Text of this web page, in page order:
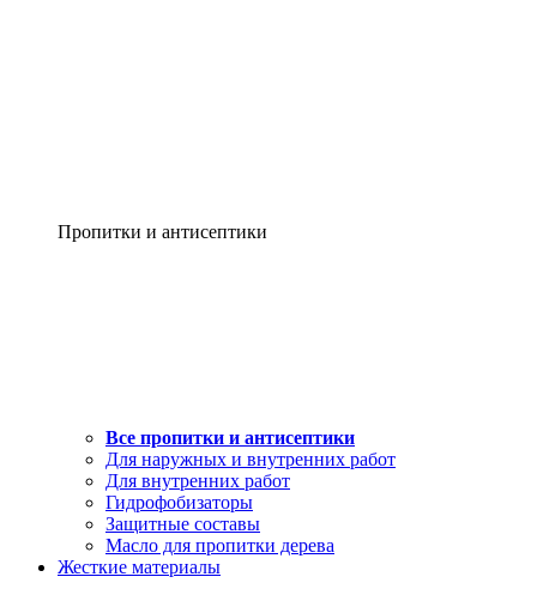
Пропитки и антисептики
Все пропитки и антисептики
Для наружных и внутренних работ
Для внутренних работ
Гидрофобизаторы
Защитные составы
Масло для пропитки дерева
Жесткие материалы